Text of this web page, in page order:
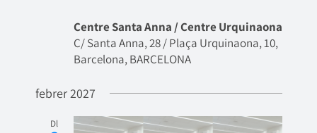
Centre Santa Anna / Centre Urquinaona
C/ Santa Anna, 28 / Plaça Urquinaona, 10,
Barcelona, BARCELONA
febrer 2027
Dl